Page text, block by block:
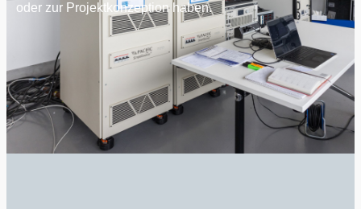
oder zur Projektkonzeption haben.